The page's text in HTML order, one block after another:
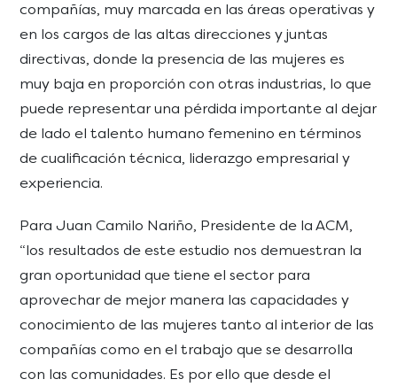
compañías, muy marcada en las áreas operativas y
en los cargos de las altas direcciones y juntas
directivas, donde la presencia de las mujeres es
muy baja en proporción con otras industrias, lo que
puede representar una pérdida importante al dejar
de lado el talento humano femenino en términos
de cualificación técnica, liderazgo empresarial y
experiencia.
Para Juan Camilo Nariño, Presidente de la ACM,
“los resultados de este estudio nos demuestran la
gran oportunidad que tiene el sector para
aprovechar de mejor manera las capacidades y
conocimiento de las mujeres tanto al interior de las
compañías como en el trabajo que se desarrolla
con las comunidades. Es por ello que desde el